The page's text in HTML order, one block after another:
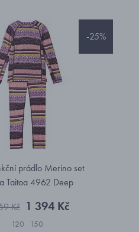
-25%
prádlo Merino set
Taitoa 4962 Deep
Kč 1 394 Kč
120 150